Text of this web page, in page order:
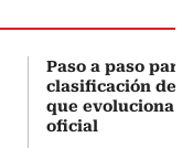
Paso a paso
clasificación del
que evoluciona
oficial